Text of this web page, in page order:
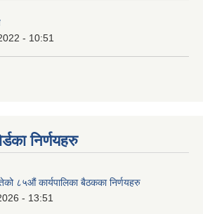
- 10:51
निर्णयहरु
८५औं कार्यपालिका बैठकका निर्णयहरु
- 13:51